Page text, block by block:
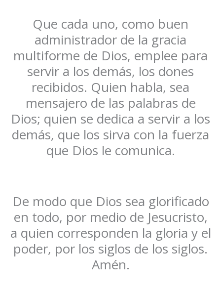
Que cada uno, como buen
administrador de la gracia
multiforme de Dios, emplee para
servir a los demás, los dones
recibidos. Quien habla, sea
mensajero de las palabras de
Dios; quien se dedica a servir a los
demás, que los sirva con la fuerza
que Dios le comunica.
De modo que Dios sea glorificado
en todo, por medio de Jesucristo,
a quien corresponden la gloria y el
poder, por los siglos de los siglos.
Amén.